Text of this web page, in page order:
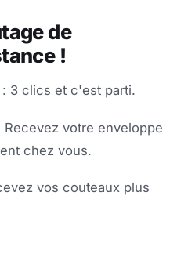
de
!
3 clics et c'est parti.
votre enveloppe
chez vous.
vos couteaux plus